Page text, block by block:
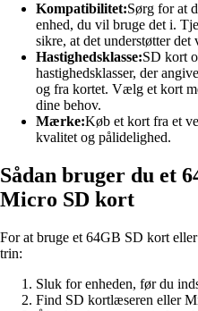
Kompatibilitet:Sørg for at
enhed, du vil bruge det i.
sikre, at det understøtter det
Hastighedsklasse:SD kort
hastighedsklasser, der
og fra kortet. Vælg et kort
dine behov.
Mærke:Køb et kort fra et
kvalitet og pålidelighed.
Sådan bruger du et
Micro SD kort
For at bruge et 64GB SD kort
trin:
Sluk for enheden, før du
Find SD kortlæseren eller